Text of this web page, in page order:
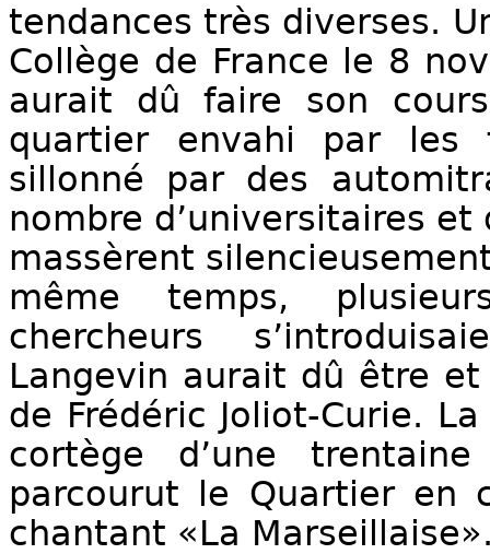
tendances très diverses.
Collège de France le 8
aurait dû faire son
quartier envahi par les
sillonné par des
nombre d’universitaires
massèrent
même temps,
chercheurs
Langevin aurait dû être
de Frédéric Joliot-Curie.
cortège d’une
parcourut le Quartier en
chantant «La